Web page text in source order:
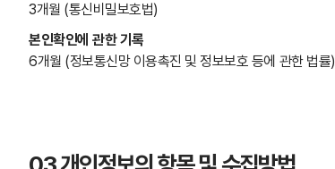
3개월 (통신비밀보호법)
본인확인에 관한 기록
6개월 (정보통신망 이용촉진 및 정보보호 등에 관한 법률)